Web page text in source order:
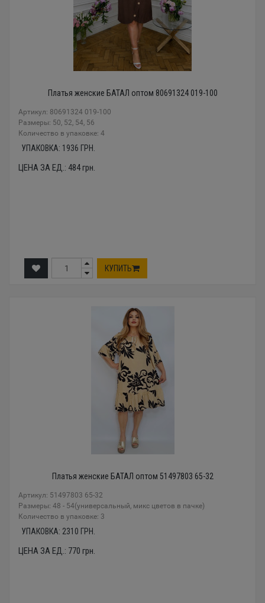
Платья женские БАТАЛ оптом 80691324 019-100
Артикул: 80691324 019-100
Размеры: 50, 52, 54, 56
Количество в упаковке: 4
УПАКОВКА: 1936 ГРН.
ЦЕНА ЗА ЕД.: 484грн.
КУПИТЬ
Платья женские БАТАЛ оптом 51497803 65-32
Артикул: 51497803 65-32
Размеры: 48 - 54(универсальный, микс цветов в пачке)
Количество в упаковке: 3
УПАКОВКА: 2310 ГРН.
ЦЕНА ЗА ЕД.: 770 грн.